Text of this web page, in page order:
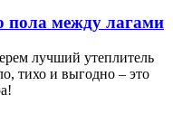
пола между лагами
лучший утеплитель
тихо и выгодно – это